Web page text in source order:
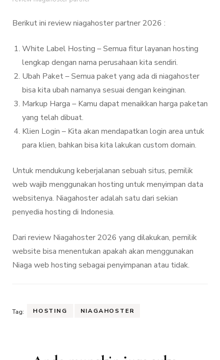
Berikut ini review niagahoster partner 2026 :
White Label Hosting – Semua fitur layanan hosting
lengkap dengan nama perusahaan kita sendiri.
Ubah Paket – Semua paket yang ada di niagahoster
bisa kita ubah namanya sesuai dengan keinginan.
Markup Harga – Kamu dapat menaikkan harga paketan
yang telah dibuat.
Klien Login – Kita akan mendapatkan login area untuk
para klien, bahkan bisa kita lakukan custom domain.
Untuk mendukung keberjalanan sebuah situs, pemilik
web wajib menggunakan hosting untuk menyimpan data
websitenya. Niagahoster adalah satu dari sekian
penyedia hosting di Indonesia.
Dari review Niagahoster 2026 yang dilakukan, pemilik
website bisa menentukan apakah akan menggunakan
Niaga web hosting sebagai penyimpanan atau tidak.
Tag: HOSTING NIAGAHOSTER